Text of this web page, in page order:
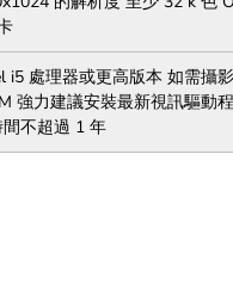
處理器或更高版本 如需攝
強力建議安裝最新視訊驅動
不超過 1 年